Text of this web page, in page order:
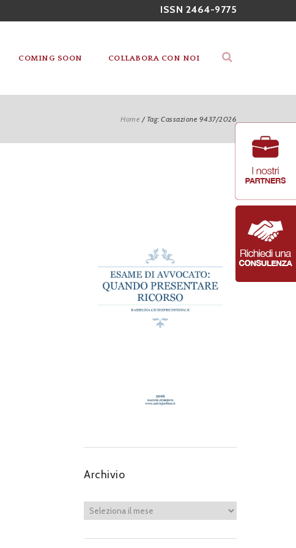
ISSN 2464-9775
COMING SOON COLLABORA CON NOI
Home / Tag: Cassazione 9437/2026
Archivio